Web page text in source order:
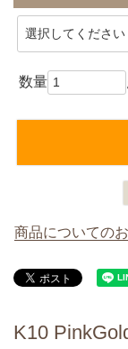
商品についての
K10